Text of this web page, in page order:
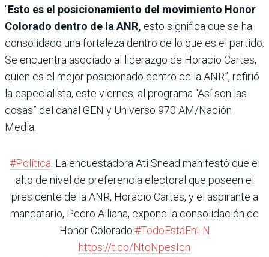
“Esto es el posicionamiento del movimiento Honor
Colorado dentro de la ANR, esto significa que se ha
consolidado una fortaleza dentro de lo que es el partido.
Se encuentra asociado al liderazgo de Horacio Cartes,
quien es el mejor posicionado dentro de la ANR”, refirió
la especialista, este viernes, al programa “Así son las
cosas” del canal GEN y Universo 970 AM/Nación
Media.
#Política . La encuestadora Ati Snead manifestó que el
alto de nivel de preferencia electoral que poseen el
presidente de la ANR, Horacio Cartes, y el aspirante a
mandatario, Pedro Alliana, expone la consolidación de
Honor Colorado.#TodoEstáEnLN
https://t.co/NtqNpesIcn